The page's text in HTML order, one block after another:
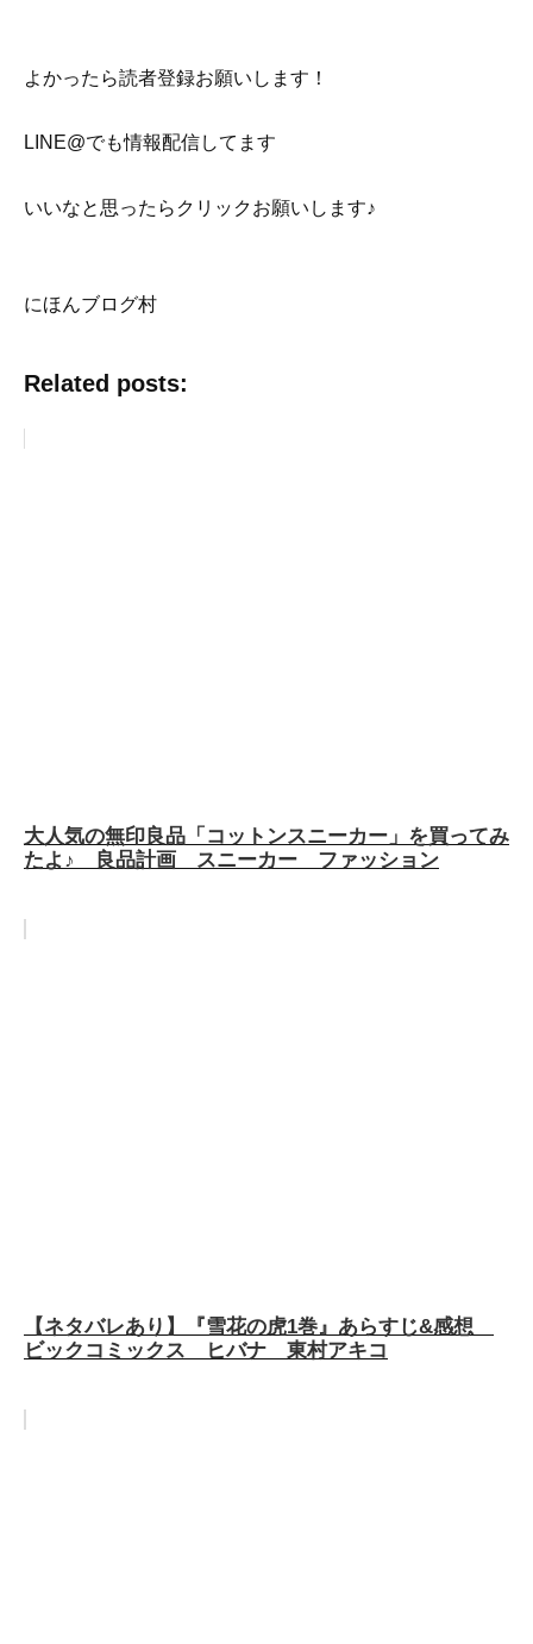
よかったら読者登録お願いします！
LINE@でも情報配信してます
いいなと思ったらクリックお願いします♪
にほんブログ村
Related posts:
大人気の無印良品「コットンスニーカー」を買ってみ
たよ♪ 良品計画 スニーカー ファッション
【ネタバレあり】『雪花の虎1巻』あらすじ&感想
ビックコミックス ヒバナ 東村アキコ